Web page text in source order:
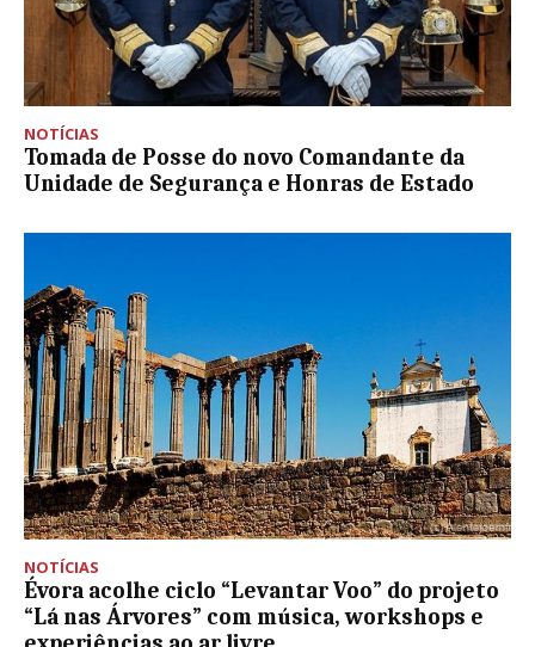
NOTÍCIAS
Tomada de Posse do novo Comandante da
Unidade de Segurança e Honras de Estado
NOTÍCIAS
Évora acolhe ciclo “Levantar Voo” do projeto
“Lá nas Árvores” com música, workshops e